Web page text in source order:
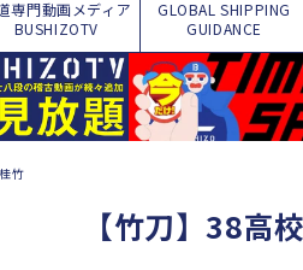
専門動画メディア
BUSHIZOTV
GLOBAL SHIPPING
GUIDANCE
竹
コ
【竹刀】38高